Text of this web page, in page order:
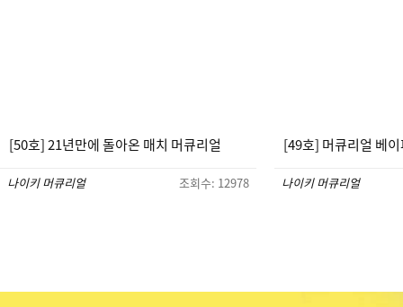
[50호] 21년만에 돌아온 매치 머큐리얼
나이키 머큐리얼 조회수: 12978
[49호] 머큐리얼 베
나이키 머큐리얼